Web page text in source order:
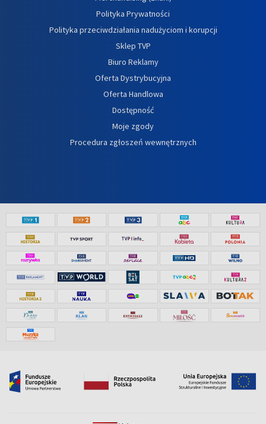
Polityka Prywatności
Polityka przeciwdziałania nadużyciom i korupcji
Sklep TVP
Biuro Reklamy
Oferta Dystrybucyjna
Oferta Handlowa
Dostępność
Moje zgody
Procedura zgłoszeń wewnętrznych